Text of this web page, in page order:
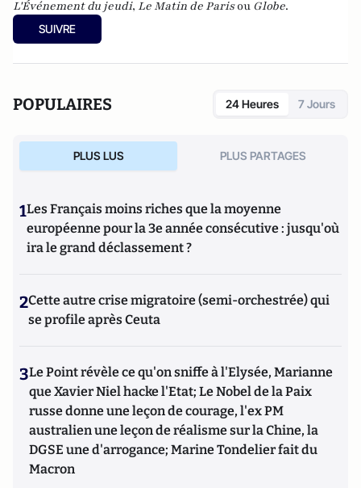
L'Événement du jeudi, Le Matin de Parisou Globe.
SUIVRE
POPULAIRES 24 Heures 7 Jours
PLUS LUS PLUS PARTAGES
1Les Français moins riches que la moyenne
européenne pour la 3e année consécutive : jusqu'où
ira le grand déclassement ?
2Cette autre crise migratoire (semi-orchestrée) qui
se profile après Ceuta
3Le Point révèle ce qu'on sniffe à l'Elysée, Marianne
que Xavier Niel hacke l'Etat; Le Nobel de la Paix
russe donne une leçon de courage, l'ex PM
australien une leçon de réalisme sur la Chine, la
DGSE une d'arrogance; Marine Tondelier fait du
Macron